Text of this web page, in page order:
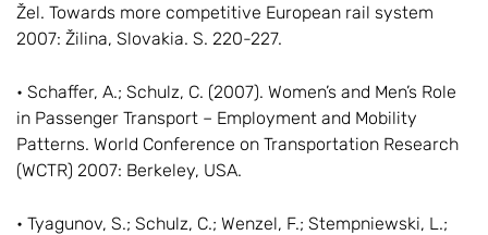
Žel. Towards more competitive European rail system
2007: Žilina, Slovakia. S. 220-227.
• Schaffer, A.; Schulz, C. (2007). Women’s and Men’s Role
in Passenger Transport – Employment and Mobility
Patterns. World Conference on Transportation Research
(WCTR) 2007: Berkeley, USA.
• Tyagunov, S.; Schulz, C.; Wenzel, F.; Stempniewski, L.;